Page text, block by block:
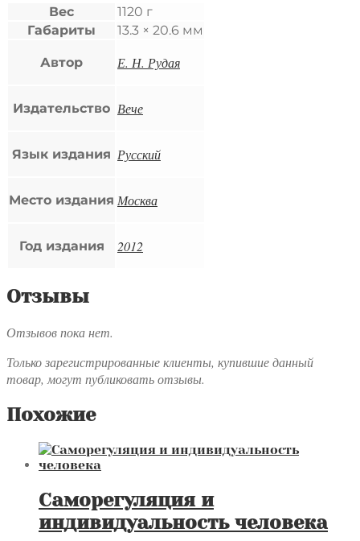
Вес
1120 г
Габариты
13.3 × 20.6 мм
Автор Е. Н. Рудая
Издательство Вече
Язык издания Русский
Место издания Москва
Год издания 2012
Отзывы
Отзывов пока нет.
Только зарегистрированные клиенты, купившие данный
товар, могут публиковать отзывы.
Похожие
Саморегуляция и
индивидуальность человека